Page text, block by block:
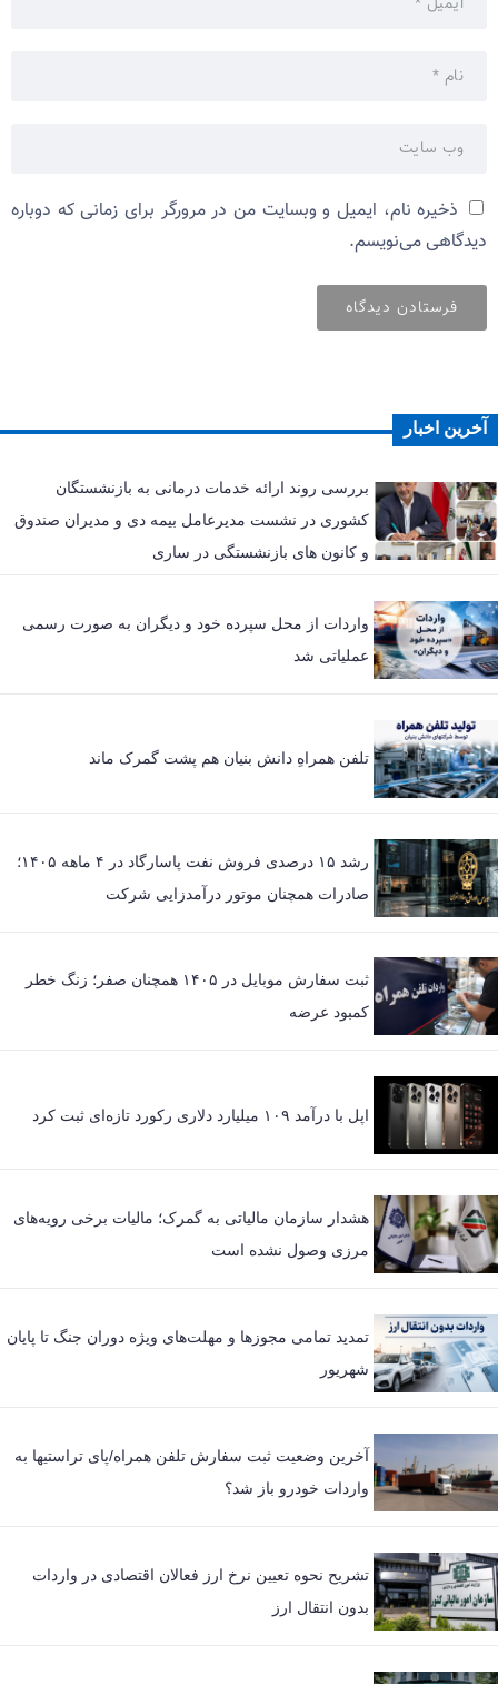
ذخیره نام، ایمیل و وبسایت من در مرورگر برای زمانی که دوباره
دیدگاهی می‌نویسم.
آخرین اخبار
بررسی روند ارائه خدمات درمانی به بازنشستگان
کشوری در نشست مدیرعامل بیمه دی و مدیران صندوق
و کانون های بازنشستگی در ساری
واردات از محل سپرده خود و دیگران به صورت رسمی
عملیاتی شد
تلفن همراهِ دانش بنیان هم پشت گمرک ماند
رشد ۱۵ درصدی فروش نفت پاسارگاد در ۴ ماهه ۱۴۰۵؛
صادرات همچنان موتور درآمدزایی شرکت
ثبت سفارش موبایل در ۱۴۰۵ همچنان صفر؛ زنگ خطر
کمبود عرضه
اپل با درآمد ۱۰۹ میلیارد دلاری رکورد تازه‌ای ثبت کرد
هشدار سازمان مالیاتی به گمرک؛ مالیات برخی رویه‌های
مرزی وصول نشده است
تمدید تمامی مجوزها و مهلت‌های ویژه دوران جنگ تا پایان
شهریور
آخرین وضعیت ثبت سفارش تلفن همراه/پای تراستیها به
واردات خودرو باز شد؟
تشریح نحوه تعیین نرخ ارز فعالان اقتصادی در واردات
بدون انتقال ارز